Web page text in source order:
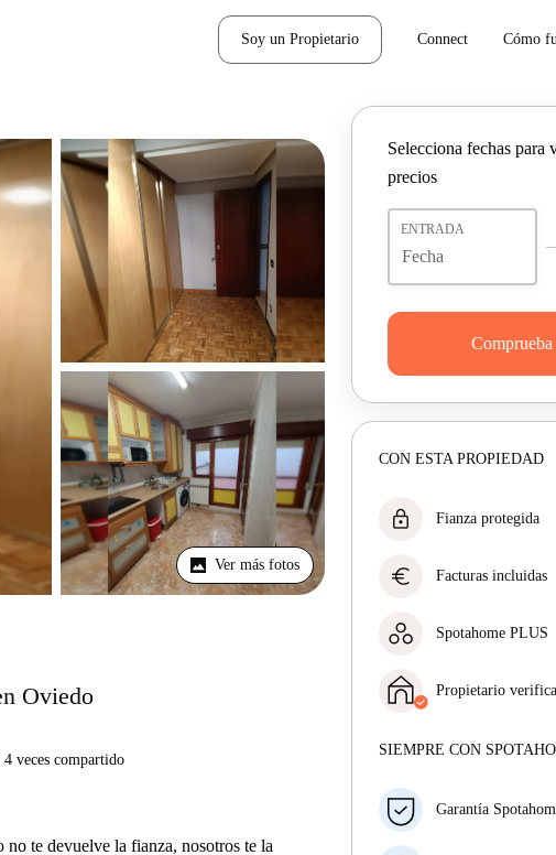
Soy un Propietario Connect Cómo
Ver más fotos
Oviedo
4 veces compartido
te devuelve la fianza, nosotros te la
Selecciona fechas para
precios
ENTRADA
CON ESTA PROPIEDAD
lock Fianza protegida
no te devuelve la
euro Facturas incluidas
facturas incluidas,
Spotahome PLUS
más exigentes.
soporte adicional
Propietario
Más sobre este
SIEMPRE CON
Garantía